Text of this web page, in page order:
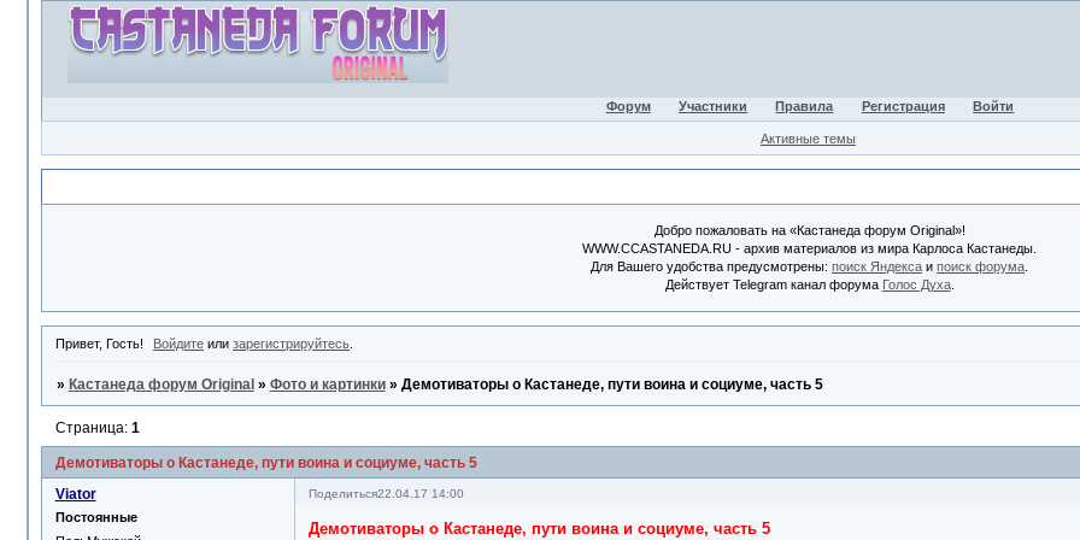
Форум Участники Правила Регистрация Войти
Активные темы
Добро пожаловать на «Кастанеда форум Original»!
WWW.CCASTANEDA.RU - архив материалов из мира Карлоса Кастанеды.
Для Вашего удобства предусмотрены:поиск Яндекса ипоиск форума
Действует Telegram канал форума Голос Духа.
Привет, Гость! Войдите илизарегистрируйтесь
» Кастанеда форум Original » Фото и картинки » Демотиваторы о Кастанеде, пути воина и социуме, часть 5
Демотиваторы о Кастанеде, пути воина и социуме, часть 5
Страница: 1
Поделиться22.04.17 14:00
Viator
Постоянные
Демотиваторы о Кастанеде, пути воина и социуме, часть 5